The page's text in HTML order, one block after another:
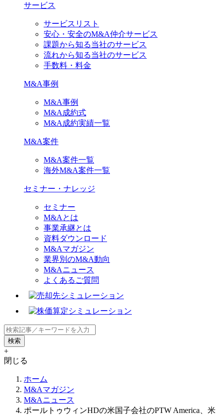
サービス
サービスリスト
安心・安全のM&A仲介サービス
課題から知る当社のサービス
流れから知る当社のサービス
手数料・料金
M&A事例
M&A事例
M&A成約式
M&A成約実績一覧
M&A案件
M&A案件一覧
海外M&A案件一覧
セミナー・ナレッジ
セミナー
M&Aとは
事業承継とは
資料ダウンロード
M&Aマガジン
業界別のM&A動向
M&Aニュース
よくあるご質問
+
閉じる
ホーム
M&Aマガジン
M&Aニュース
ポールトゥウィンHDの米国子会社のPTW America、米